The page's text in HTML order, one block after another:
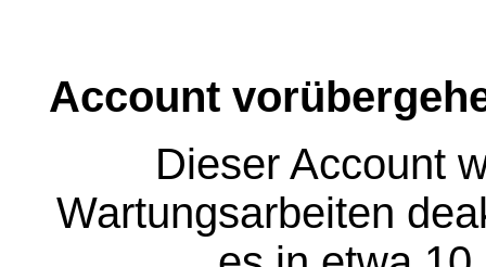
Account
Dieser Account
Wartungsarbeiten